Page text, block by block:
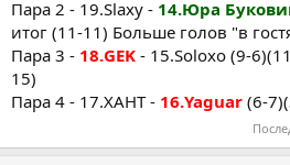
Пара 2 - 19.Slaxy - 14.Юра
итог (11-11) Больше голов "в
Пара 3 - 18.GEK - 15.Soloxo (9-
15)
Пара 4 - 17.ХАНТ - 16.Yaguar (6-